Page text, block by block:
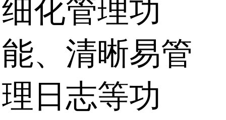
细化管理功
能、清晰易管
理日志等功